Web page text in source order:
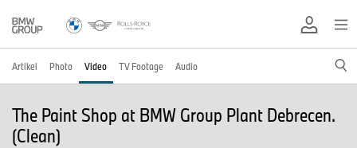
Artikel Photo Video TV Footage Audio
The Paint Shop at BMW Group Plant Debrecen.
(Clean)